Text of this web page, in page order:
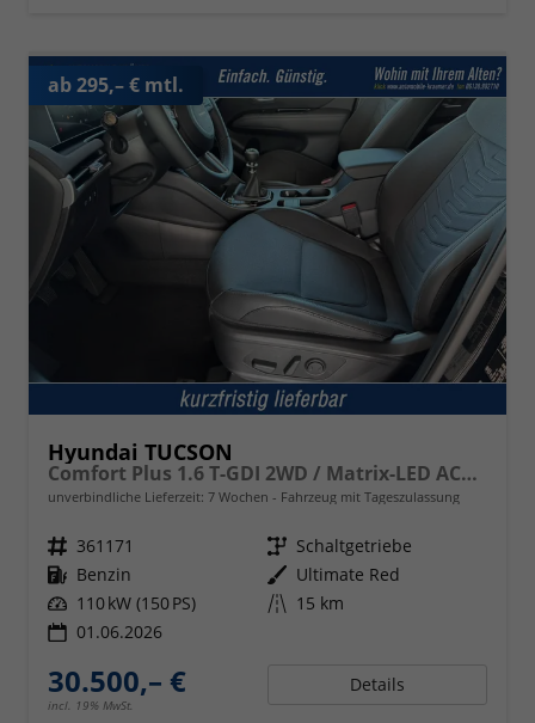
ab 295,– € mtl.
Hyundai TUCSON
Comfort Plus 1.6 T-GDI 2WD / Matrix-LED ACC Shz vo+hi + Lenkradheizung Elek. Heck Alu 18"
unverbindliche Lieferzeit: 7 Wochen Fahrzeug mit Tageszulassung
Fahrzeugnr. 361171 Getriebe Schaltgetriebe
Kraftstoff Benzin Außenfarbe Ultimate Red
Leistung 110 kW (150 PS) Kilometerstand 15 km
01.06.2026
30.500,– €
incl. 19% MwSt.
Details